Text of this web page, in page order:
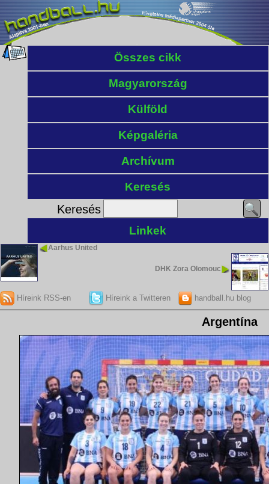
Összes cikk
Magyarország
Külföld
Képgaléria
Archívum
Keresés
Keresés
Linkek
Aarhus United
DHK Zora Olomouc
Híreink RSS-en Híreink a Twitteren handball.hu blog
Argentína